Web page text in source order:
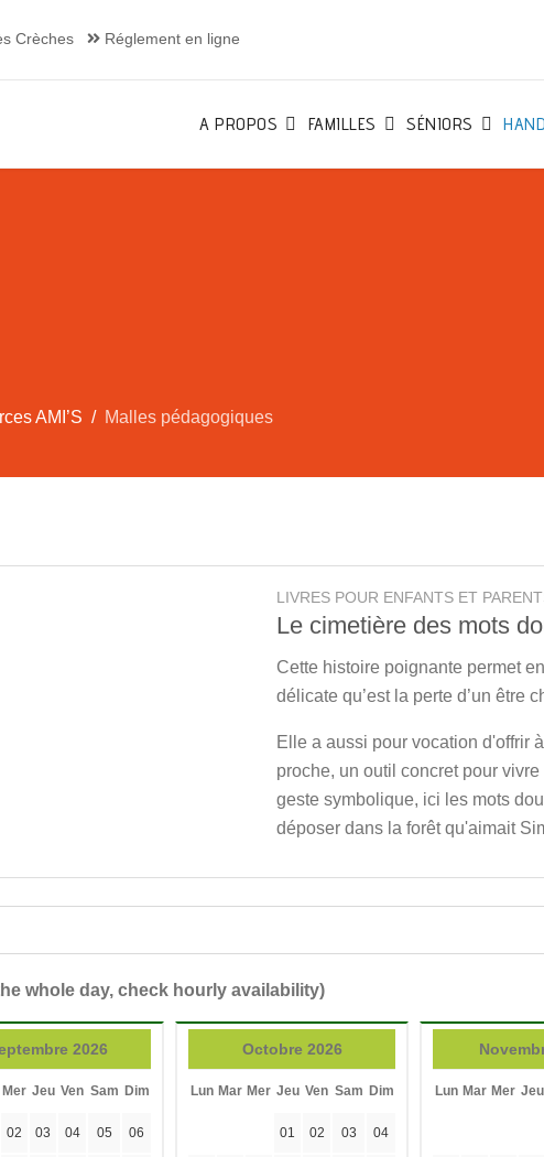
Crèches Réglement en ligne
A PROPOS FAMILLES SÉNIORS
AMI’S Malles pédagogiques
LIVRES POUR ENFANTS ET
Le cimetière des mots
Cette histoire poignante permet
délicate qu’est la perte d’un être
Elle a aussi pour vocation d'offrir
proche, un outil concret pour
geste symbolique, ici les mots
déposer dans la forêt qu'aimait
whole day, check hourly availability)
2026
Mer Jeu Ven Sam Dim
02 03 04 05 06
Octobre 2026
Lun Mar Mer Jeu Ven Sam Dim
01 02 03 04
Lun Mar Mer Jeu